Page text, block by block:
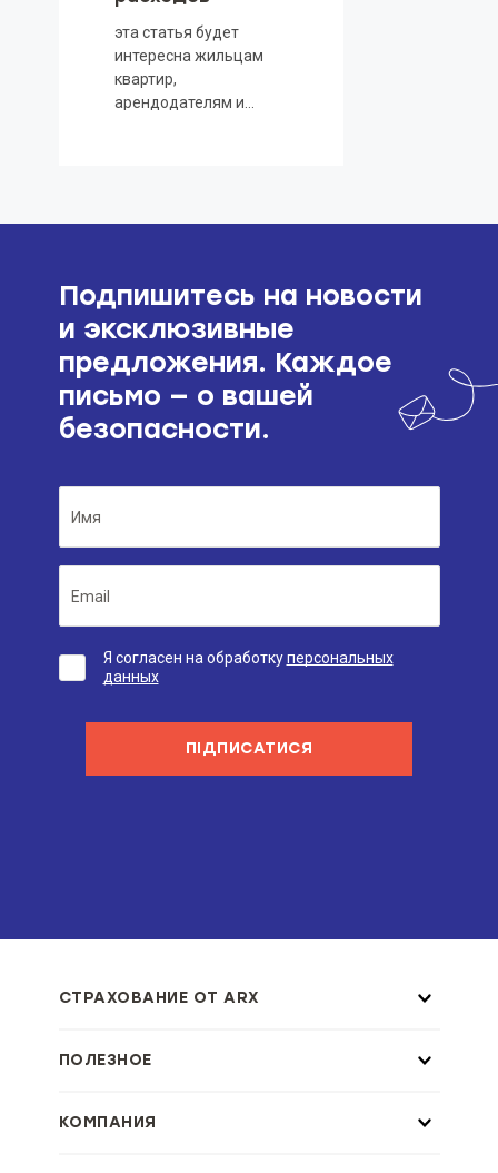
эта статья будет
интересна жильцам
квартир,
арендодателям и
Подпишитесь на новости
и эксклюзивные
предложения. Каждое
письмо — о вашей
безопасности.
Я согласен на обработкуперсональных
данных
ПІДПИСАТИСЯ
СТРАХОВАНИЕ ОТ ARX
ПОЛЕЗНОЕ
КОМПАНИЯ